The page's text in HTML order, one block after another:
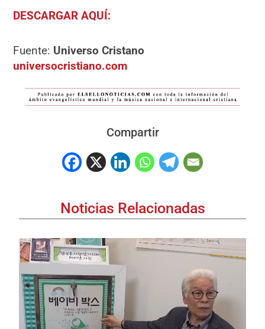
DESCARGAR AQUÍ:
Fuente: Universo Cristano
universocristiano.com
Compartir
Noticias Relacionadas